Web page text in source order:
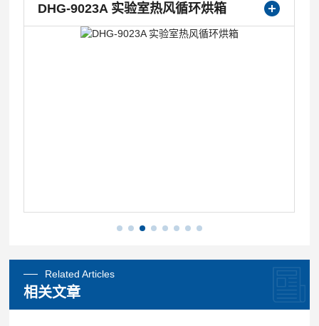
DHG-9023A 实验室热风循环烘箱
Related Articles
相关文章